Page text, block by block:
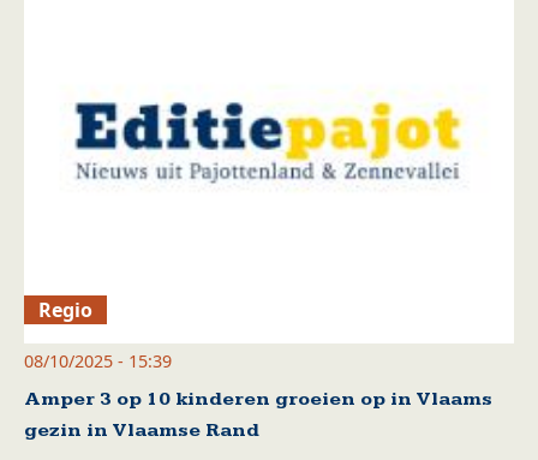
Regio
08/10/2025 - 15:39
Amper 3 op 10 kinderen groeien op in Vlaams
gezin in Vlaamse Rand